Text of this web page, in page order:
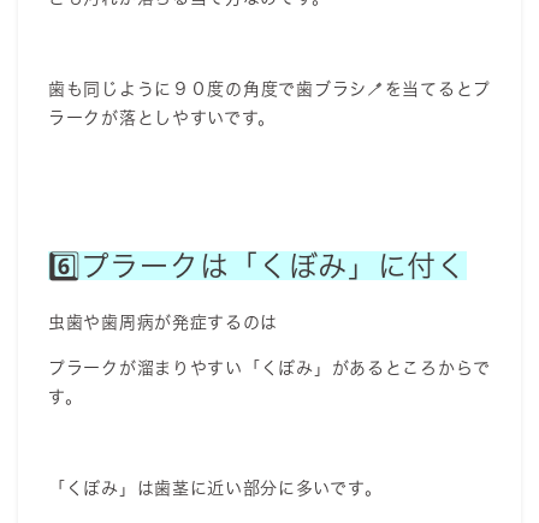
歯も同じように９０度の角度で歯ブラシ🪥を当てるとプ
ラークが落としやすいです。
6️⃣プラークは「くぼみ」に付く
虫歯や歯周病が発症するのは
プラークが溜まりやすい「くぼみ」があるところからで
す。
「くぼみ」は歯茎に近い部分に多いです。